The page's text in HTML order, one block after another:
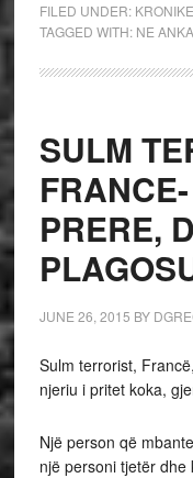
FILED UNDER: KRONIKE
TAGGED WITH: NE
SULM
PRERE,
JUNE 26, 2015 BY
Sulm terrorist,
njeriu i pritet koka,
Një person që
një personi tjetër